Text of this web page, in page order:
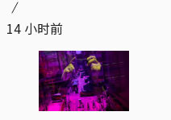
14 小时前